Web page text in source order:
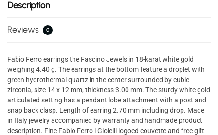
Description
Reviews 0
Fabio Ferro earrings the Fascino Jewels in 18-karat white gold
weighing 4.40 g. The earrings at the bottom feature a droplet with
green hydrothermal quartz in the center surrounded by cubic
zirconia, size 14 x 12 mm, thickness 3.00 mm. The sturdy white gold
articulated setting has a pendant lobe attachment with a post and
snap back clasp. Length of earring 2.70 mm including drop. Made
in Italy jewelry accompanied by warranty and handmade product
description. Fine Fabio Ferro i Gioielli logoed couvette and free gift